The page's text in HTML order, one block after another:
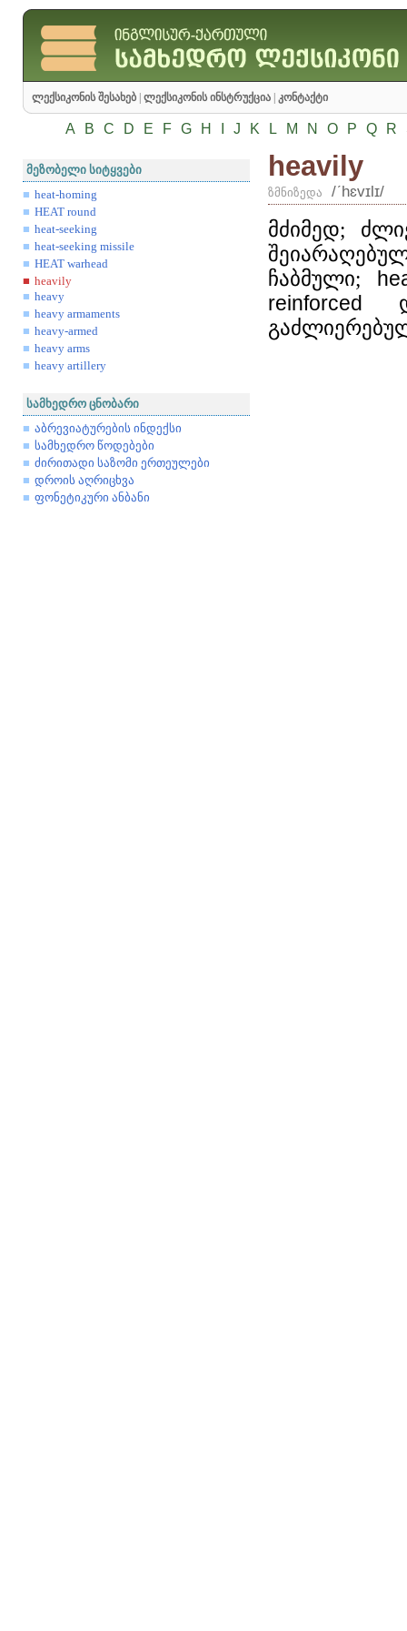
ლექსიკონის შესახებ ლექსიკონის ინსტრუქცია კონტაქტი
A B C D E F G H J K L M N O P Q R
მეზობელი სიტყვები
heat-homing
HEAT round
heat-seeking
heat-seeking missile
HEAT warhead
heavily
heavy
heavy armaments
heavy-armed
heavy arms
heavy artillery
სამხედრო ცნობარი
აბრევიატურების ინდექსი
სამხედრო წოდებები
ძირითადი საზომი ერთეულები
დროის აღრიცხვა
ფონეტიკური ანბანი
heavily
ზმნიზედა /ʹhɛvɪlɪ/
მძიმედ;
ჩაბმული;
reinforced